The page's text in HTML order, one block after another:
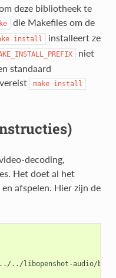
deze bibliotheek te
die Makefiles om de
install
installeert ze
niet
standaard
make install
decoding,
Het doet al het
afspelen. Hier zijn de
../libopenshot-audio/